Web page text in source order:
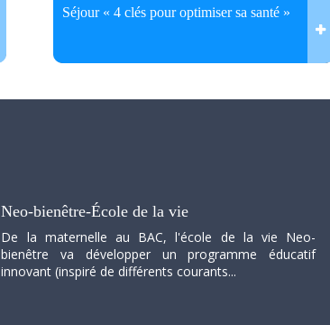
Séjour « 4 clés pour optimiser sa santé »
Neo-bienêtre-École de la vie
De la maternelle au BAC, l'école de la vie Neo-
bienêtre va développer un programme éducatif
innovant (inspiré de différents courants...